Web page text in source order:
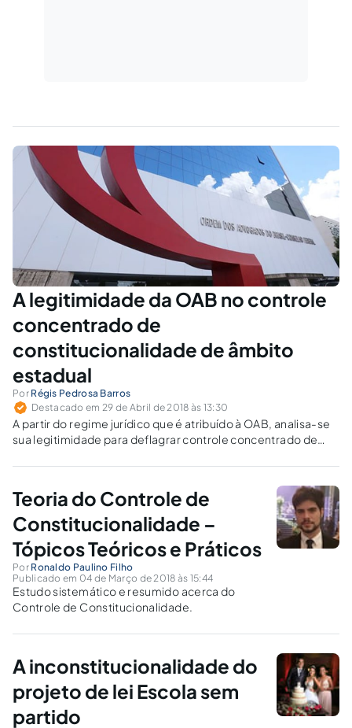
A legitimidade da OAB no controle
concentrado de
constitucionalidade de âmbito
estadual
Por Régis Pedrosa Barros
Destacado em 29 de Abril de 2018 às 13:30
A partir do regime jurídico que é atribuído à OAB, analisa-se
sua legitimidade para deflagrar controle concentrado de
Teoria do Controle de
Constitucionalidade –
Tópicos Teóricos e Práticos
Por Ronaldo Paulino Filho
Publicado em 04 de Março de 2018 às 15:44
Estudo sistemático e resumido acerca do
Controle de Constitucionalidade.
A inconstitucionalidade do
projeto de lei Escola sem
partido